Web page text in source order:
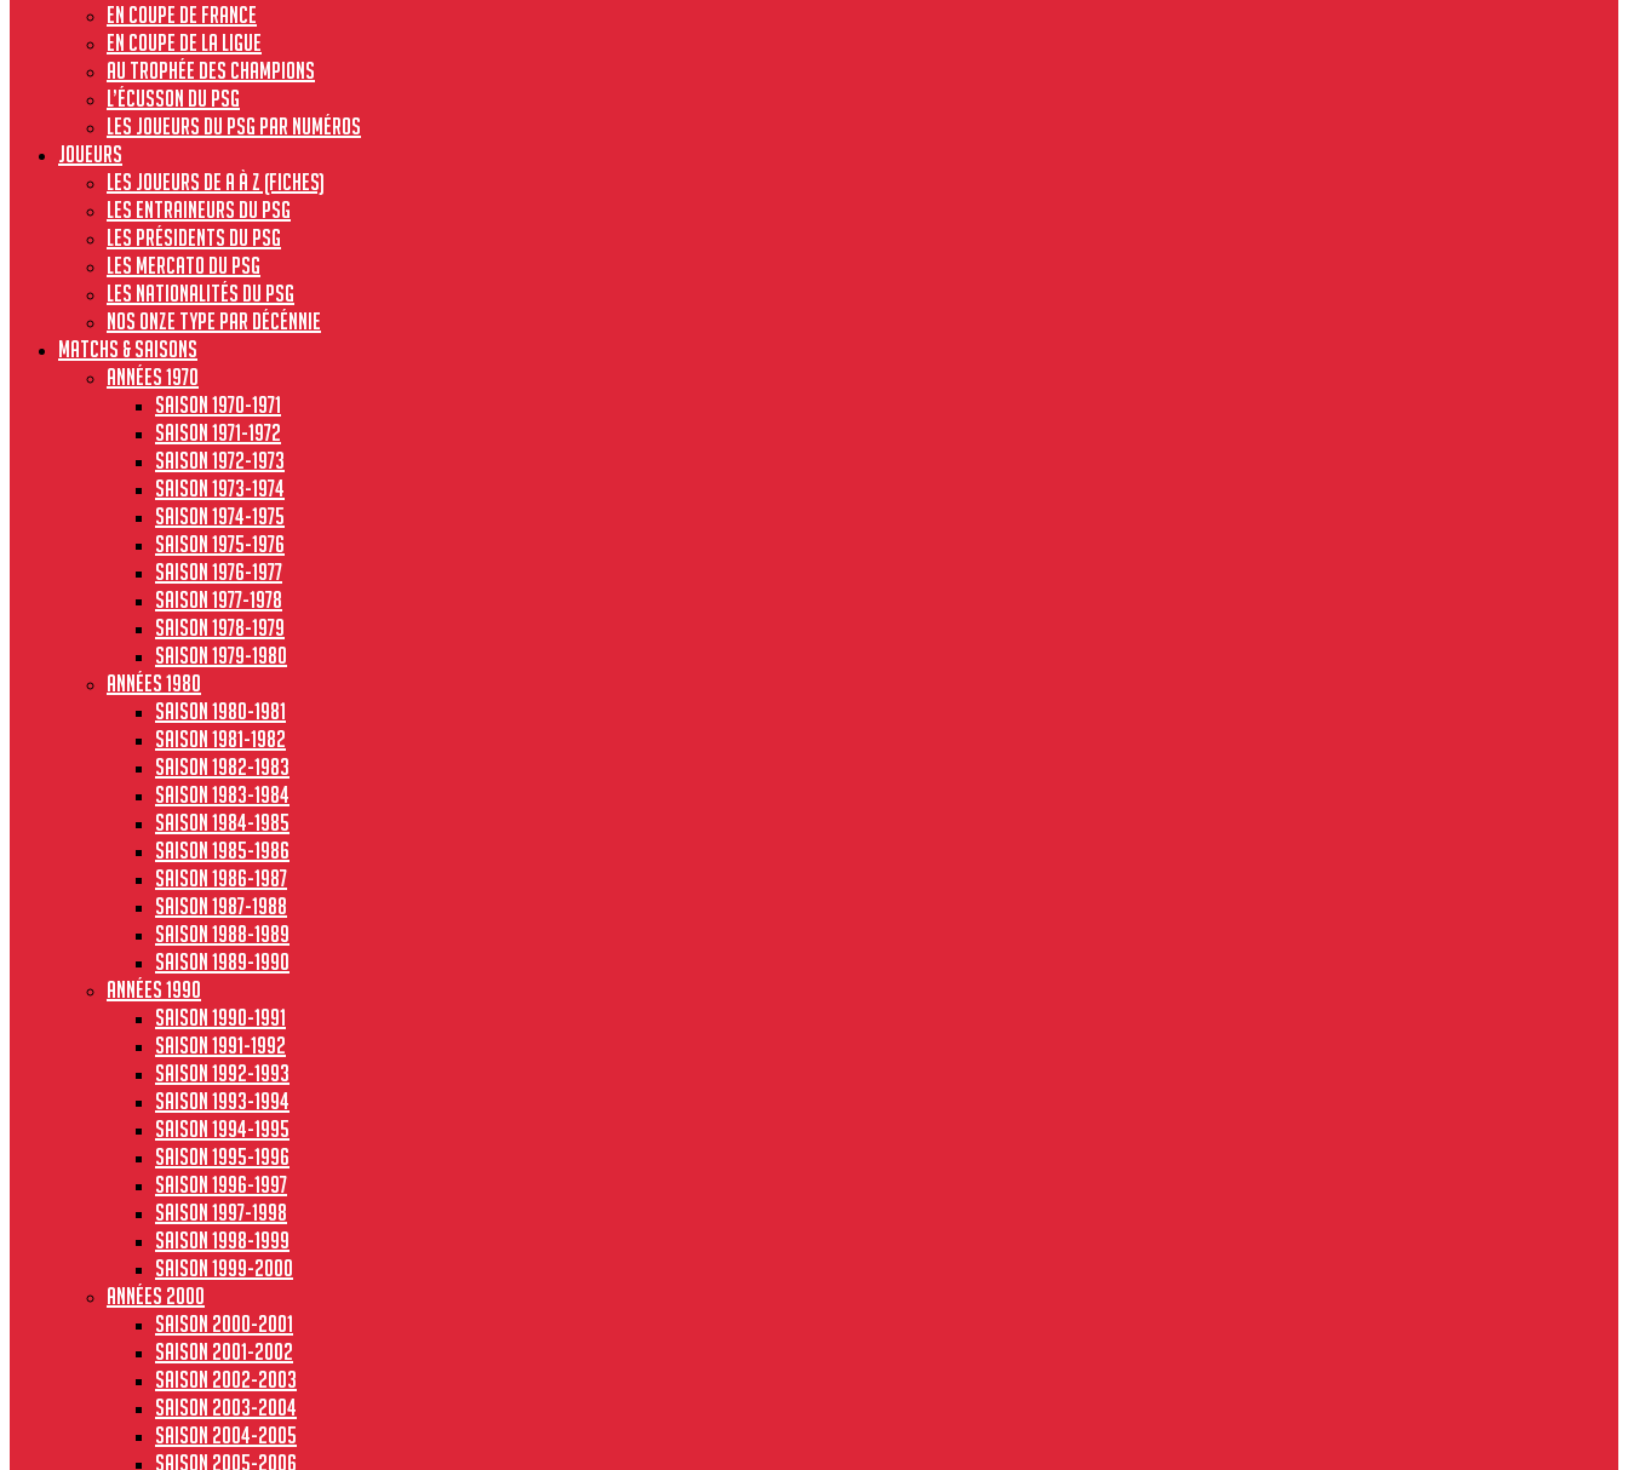
En Coupe de France
En Coupe de la Ligue
Au Trophée des Champions
L’écusson du PSG
Les joueurs du PSG par numéros
JOUEURS
Les joueurs de A à Z (fiches)
Les entraineurs du PSG
Les présidents du PSG
Les Mercato du PSG
Les nationalités du PSG
Nos onze type par décénnie
MATCHS & SAISONS
Années 1970
Saison 1970-1971
Saison 1971-1972
Saison 1972-1973
Saison 1973-1974
Saison 1974-1975
Saison 1975-1976
Saison 1976-1977
Saison 1977-1978
Saison 1978-1979
Saison 1979-1980
Années 1980
Saison 1980-1981
Saison 1981-1982
Saison 1982-1983
Saison 1983-1984
Saison 1984-1985
Saison 1985-1986
Saison 1986-1987
Saison 1987-1988
Saison 1988-1989
Saison 1989-1990
Années 1990
Saison 1990-1991
Saison 1991-1992
Saison 1992-1993
Saison 1993-1994
Saison 1994-1995
Saison 1995-1996
Saison 1996-1997
Saison 1997-1998
Saison 1998-1999
Saison 1999-2000
Années 2000
Saison 2000-2001
Saison 2001-2002
Saison 2002-2003
Saison 2003-2004
Saison 2004-2005
Saison 2005-2006